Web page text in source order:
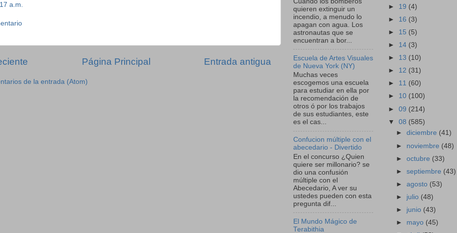
a.m.
Entrada antigua
Página Principal
de la entrada (Atom)
quieren extinguir un
incendio, a menudo lo
apagan con agua. Los
astronautas que se
encuentran a bor...
Escuela de Artes Visuales
de Nueva York (NY)
Muchas veces
escogemos una escuela
para estudiar en ella por
la recomendación de
otros ó por los trabajos
de sus estudiantes, este
es el cas...
Confucion múltiple con el
abecedario - Divertido
En el concurso ¿Quien
quiere ser millonario? se
dio una confusión
múltiple con el
Abecedario, A ver su
ustedes pueden con esta
pregunta dif...
El Mundo Mágico de
Terabithia
► 19 (4)
► 16 (3)
► 15 (5)
► 14 (3)
► 13 (10)
► 12 (31)
► 11 (60)
► 10 (100)
► 09 (214)
▼ 08 (585)
►diciembre (41)
► noviembre (48)
►octubre (33)
►septiembre (43)
►agosto (53)
► julio (48)
► junio (43)
► mayo (45)